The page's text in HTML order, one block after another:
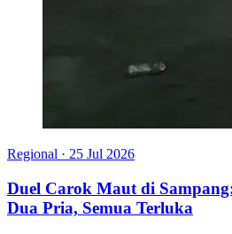
Regional · 25 Jul 2026
Duel Carok Maut di
Dua Pria, Semua Terluka